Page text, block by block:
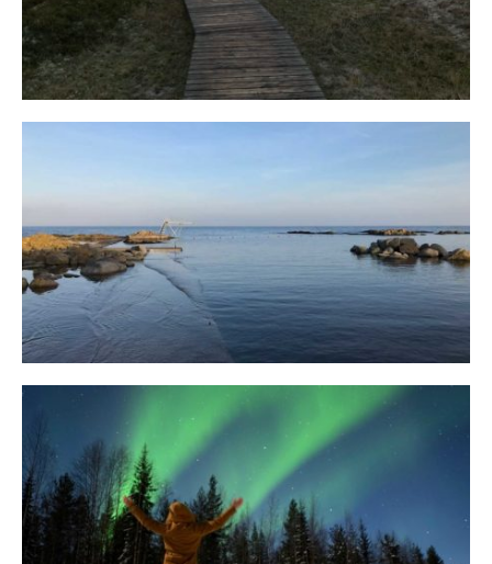
Bornholm
29. OKTOBER 2018
10 Tipps für eine erfolgreiche Jagd
auf Nordlichter
31. JANUAR 2018